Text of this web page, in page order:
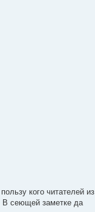
кого читателей из
В сеющей заметке да